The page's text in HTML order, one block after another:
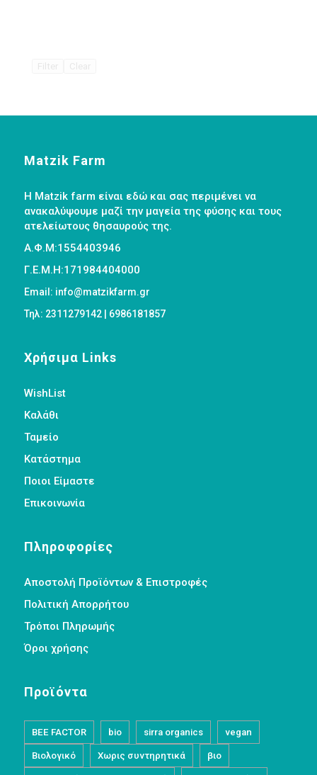
Matzik Farm
Η Matzik farm είναι εδώ και σας περιμένει να
ανακαλύψουμε μαζί την μαγεία της φύσης και τους
ατελείωτους θησαυρούς της.
Α.Φ.Μ:1554403946
Γ.Ε.Μ.Η:171984404000
Email: info@matzikfarm.gr
Τηλ: 2311279142 | 6986181857
Χρήσιμα Links
WishList
Καλάθι
Ταμείο
Κατάστημα
Ποιοι Είμαστε
Επικοινωνία
Πληροφορίες
Αποστολή Προϊόντων & Επιστροφές
Πολιτική Απορρήτου
Τρόποι Πληρωμής
Όροι χρήσης
Προϊόντα
BEE FACTOR bio sirra organics vegan
Βιολογικό Χωρις συντηρητικά βιο